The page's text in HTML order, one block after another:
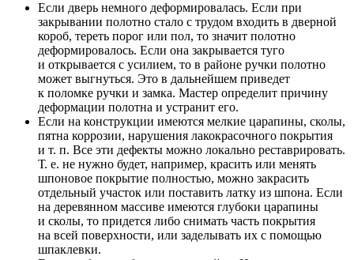
Если дверь немного деформировалась. Если при
закрывании полотно стало с трудом входить в дверной
короб, тереть порог или пол, то значит полотно
деформировалось. Если она закрывается туго
и открывается с усилием, то в районе ручки полотно
может выгнуться. Это в дальнейшем приведет
к поломке ручки и замка. Мастер определит причину
деформации полотна и устранит его.
Если на конструкции имеются мелкие царапины, сколы,
пятна коррозии, нарушения лакокрасочного покрытия
и т. п. Все эти дефекты можно локально реставрировать.
Т. е. не нужно будет, например, красить или менять
шпоновое покрытие полностью, можно закрасить
отдельный участок или поставить латку из шпона. Если
на деревянном массиве имеются глубоки царапины
и сколы, то придется либо снимать часть покрытия
на всей поверхности, или заделывать их с помощью
шпаклевки.